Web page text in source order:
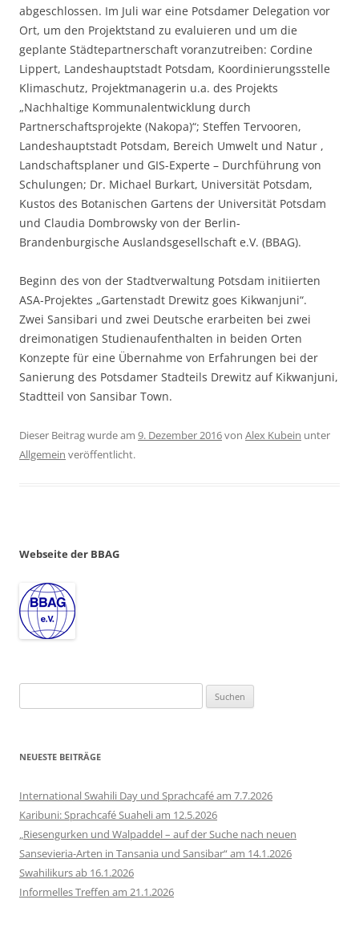
abgeschlossen. Im Juli war eine Potsdamer Delegation vor
Ort, um den Projektstand zu evaluieren und um die
geplante Städtepartnerschaft voranzutreiben: Cordine
Lippert, Landeshauptstadt Potsdam, Koordinierungsstelle
Klimaschutz, Projektmanagerin u.a. des Projekts
„Nachhaltige Kommunalentwicklung durch
Partnerschaftsprojekte (Nakopa)“; Steffen Tervooren,
Landeshauptstadt Potsdam, Bereich Umwelt und Natur ,
Landschaftsplaner und GIS-Experte – Durchführung von
Schulungen; Dr. Michael Burkart, Universität Potsdam,
Kustos des Botanischen Gartens der Universität Potsdam
und Claudia Dombrowsky von der Berlin-
Brandenburgische Auslandsgesellschaft e.V. (BBAG).
Beginn des von der Stadtverwaltung Potsdam initiierten
ASA-Projektes „Gartenstadt Drewitz goes Kikwanjuni“.
Zwei Sansibari und zwei Deutsche erarbeiten bei zwei
dreimonatigen Studienaufenthalten in beiden Orten
Konzepte für eine Übernahme von Erfahrungen bei der
Sanierung des Potsdamer Stadteils Drewitz auf Kikwanjuni,
Stadtteil von Sansibar Town.
Dieser Beitrag wurde am 9. Dezember 2016von Alex Kubein unter
Allgemein veröffentlicht.
Webseite der BBAG
nach:
NEUESTE BEITRÄGE
International Swahili Day und Sprachcafé am 7.7.2026
Karibuni: Sprachcafé Suaheli am 12.5.2026
„Riesengurken und Walpaddel – auf der Suche nach neuen
Sansevieria-Arten in Tansania und Sansibar“ am 14.1.2026
Swahilikurs ab 16.1.2026
Informelles Treffen am 21.1.2026